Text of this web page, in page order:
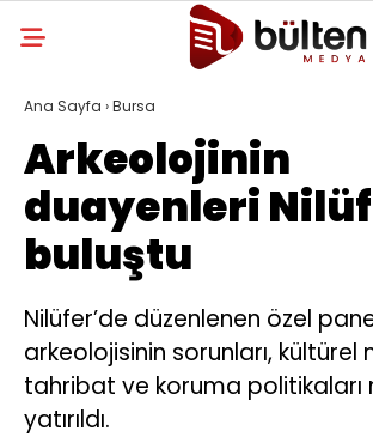
Ana Sayfa ›Bursa
Arkeolojinin
duayenleri
buluştu
Nilüfer’de düzenlenen özel
arkeolojisinin sorunları, kültürel
tahribat ve koruma politikaları
yatırıldı.